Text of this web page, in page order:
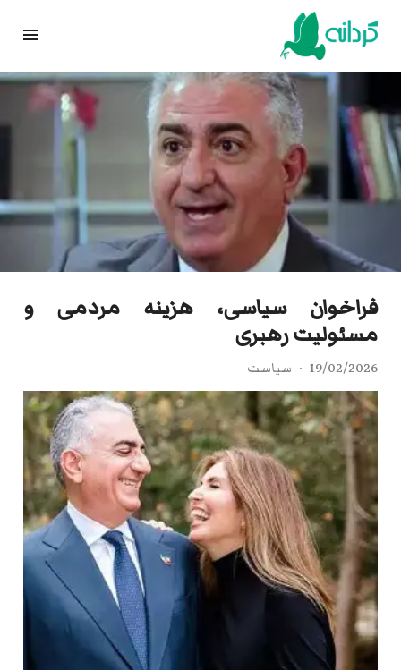
Skip
content
فراخوان سیاسی، هزینه مردمی و
مسئولیت رهبری
19/02/2026 سیاست